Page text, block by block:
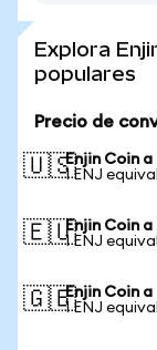
Explora
populares
Precio de
🇺🇸Enjin Coin
1 ENJ
🇪🇺Enjin Coin a
1 ENJ
🇬🇧Enjin Coin
1 ENJ